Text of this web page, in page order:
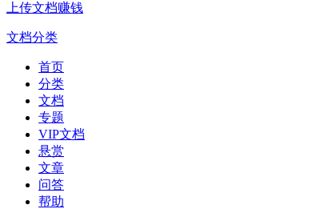
上传文档赚钱
文档分类
首页
分类
文档
专题
VIP文档
悬赏
文章
问答
帮助